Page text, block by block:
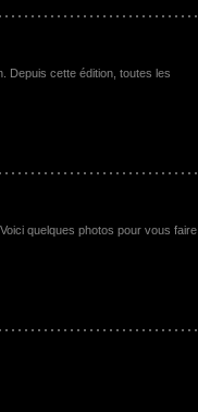
Depuis cette édition, toutes les
quelques photos pour vous faire